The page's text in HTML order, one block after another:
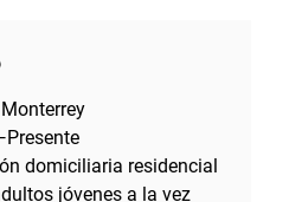
domiciliaria residencial
jóvenes a la vez